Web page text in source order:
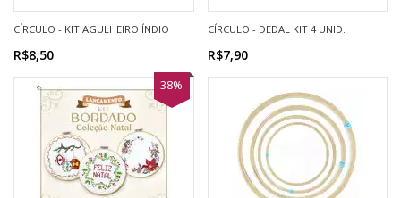
CÍRCULO - KIT AGULHEIRO ÍNDIO
R$8,50
CÍRCULO - DEDAL KIT 4 UNID.
R$7,90
38%